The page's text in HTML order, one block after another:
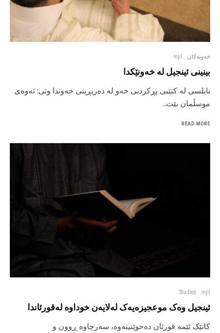
خەونەکان Injil
بینینی ئینجیل لە خەونێکدا
نابلسی لە کتێبی پڕکردنی خەو لە دەربڕینی خەوندا وتی: ئەوەی
موسڵمان بێت...
READ MORE
Injil
Studies
ئینجیل وەک موعجیزەیەک لەلایەن خوداوە لەقورئاندا
کاتێک ئێمە قورئان دەخوێنینەوە، سەرچاوە ڕوون و